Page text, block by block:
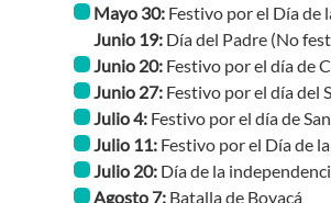
Mayo 30: Festivo por el Día de
Junio 19: Día del Padre(No
Junio 20: Festivo por el día de
Junio 27: Festivo por el día del
Julio 4: Festivo por el día de
Julio 11: Festivo por el Día de
Julio 20: Día de la
Agosto 7: Batalla de Boyacá